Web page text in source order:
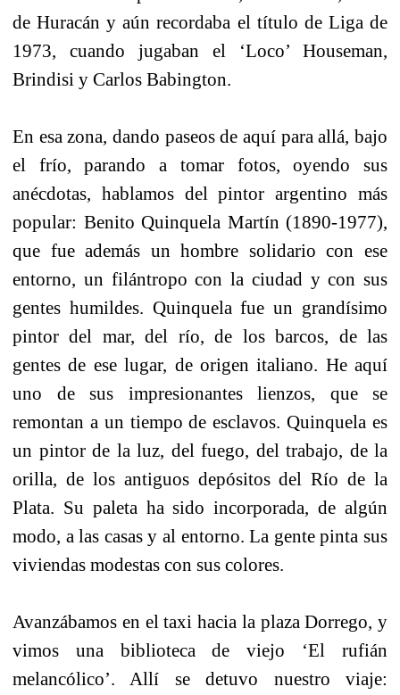
de Huracán y aún recordaba el título de Liga de
1973, cuando jugaban el ‘Loco’ Houseman,
Brindisi y Carlos Babington.
En esa zona, dando paseos de aquí para allá, bajo
el frío, parando a tomar fotos, oyendo sus
anécdotas, hablamos del pintor argentino más
popular: Benito Quinquela Martín (1890-1977),
que fue además un hombre solidario con ese
entorno, un filántropo con la ciudad y con sus
gentes humildes. Quinquela fue un grandísimo
pintor del mar, del río, de los barcos, de las
gentes de ese lugar, de origen italiano. He aquí
uno de sus impresionantes lienzos, que se
remontan a un tiempo de esclavos. Quinquela es
un pintor de la luz, del fuego, del trabajo, de la
orilla, de los antiguos depósitos del Río de la
Plata. Su paleta ha sido incorporada, de algún
modo, a las casas y al entorno. La gente pinta sus
viviendas modestas con sus colores.
Avanzábamos en el taxi hacia la plaza Dorrego, y
vimos una biblioteca de viejo ‘El rufián
melancólico’. Allí se detuvo nuestro viaje: